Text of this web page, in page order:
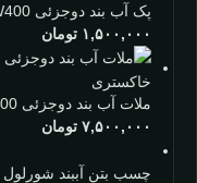
پک آب بند دوجزئی SW400 شورلول (3 کیلوگرم) خاکستری
۱,۵۰۰,۰۰۰ تومان
ملات آب بند دوجزئی SW400 شورلول (30 کیلوگرم) خاکستری
۷,۵۰۰,۰۰۰ تومان
چسب بتن آببند شورلول Sure Add SL412 یک کیلوگرم